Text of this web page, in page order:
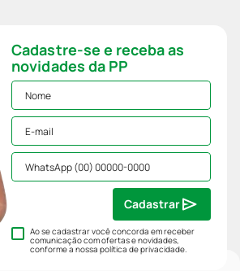
Cadastre-se e receba as
novidades da PP
Ao se cadastrar você concorda em receber
comunicação com ofertas e novidades,
conforme a nossapolítica de privacidade.
Cadastrar